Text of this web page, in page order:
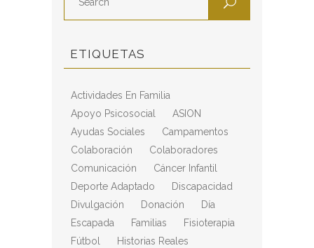
ETIQUETAS
Actividades En Familia
Apoyo Psicosocial
ASION
Ayudas Sociales
Campamentos
Colaboración
Colaboradores
Comunicación
Cáncer Infantil
Deporte Adaptado
Discapacidad
Divulgación
Donación
Día
Escapada
Familias
Fisioterapia
Fútbol
Historias Reales